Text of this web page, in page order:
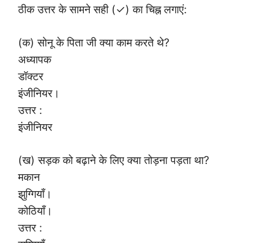
ठीक उत्तर के सामने सही (✓) का चिह्न लगाएं:
(क) सोनू के पिता जी क्या काम करते थे?
अध्यापक
डॉक्टर
इंजीनियर।
उत्तर :
इंजीनियर
(ख) सड़क को बढ़ाने के लिए क्या तोड़ना पड़ता था?
मकान
झुग्गियाँ।
कोठियाँ।
उत्तर :